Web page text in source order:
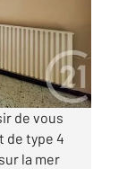
de vous
de type 4
la mer